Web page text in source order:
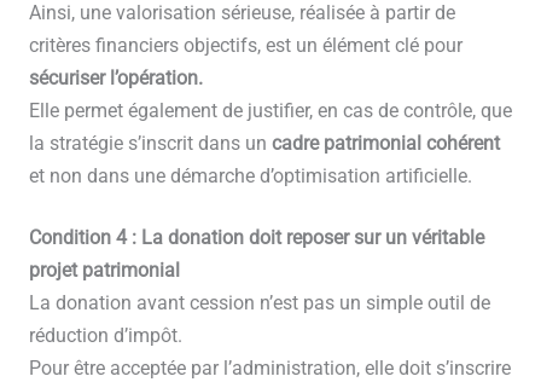
Ainsi, une valorisation sérieuse, réalisée à partir de
critères financiers objectifs, est un élément clé pour
sécuriser l’opération.
Elle permet également de justifier, en cas de contrôle, que
la stratégie s’inscrit dans un cadre patrimonial cohérent
et non dans une démarche d’optimisation artificielle.
Condition 4 : La donation doit reposer sur un véritable
projet patrimonial
La donation avant cession n’est pas un simple outil de
réduction d’impôt.
Pour être acceptée par l’administration, elle doit s’inscrire